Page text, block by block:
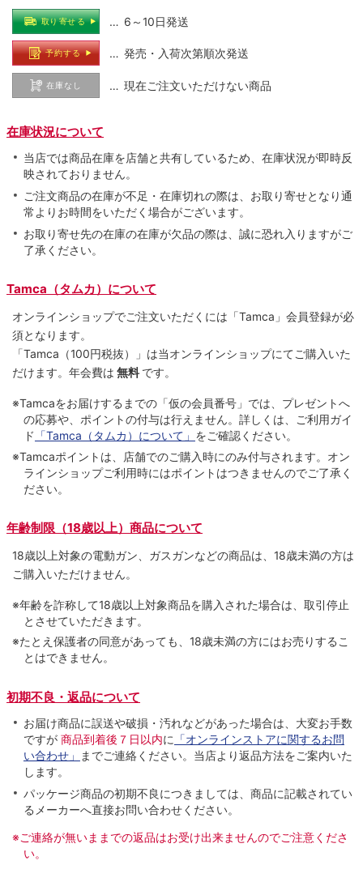
取り寄せる … 6～10日発送
予約する … 発売・入荷次第順次発送
在庫なし … 現在ご注文いただけない商品
在庫状況について
当店では商品在庫を店舗と共有しているため、在庫状況が即時反
映されておりません。
ご注文商品の在庫が不足・在庫切れの際は、お取り寄せとなり通
常よりお時間をいただく場合がございます。
お取り寄せ先の在庫の在庫が欠品の際は、誠に恐れ入りますがご
了承ください。
Tamca（タムカ）について
オンラインショップでご注⽂いただくには「Tamca」会員登録が必
須となります。
「Tamca （100円税抜）
」は当オンラインショップにてご購⼊いた
だけます。 年会費は 無料 です。
※Tamcaをお届けするまでの「仮の会員番号」では、プレゼントへ
の応募や、ポイントの付与は⾏えません。詳しくは、ご利⽤ガイ
ド 「Tamca（タムカ）について」 をご確認ください。
※Tamcaポイントは、店舗でのご購⼊時にのみ付与されます。オン
ラインショップご利用時にはポイントはつきませんのでご了承く
ださい。
年齢制限（18歳以上）商品について
18歳以上対象の電動ガン、ガスガンなどの商品は、18歳未満の方は
ご購入いただけません。
※年齢を詐称して18歳以上対象商品を購入された場合は、取引停止
とさせていただきます。
※たとえ保護者の同意があっても、18歳未満の方にはお売りするこ
とはできません。
初期不良・返品について
お届け商品に誤送や破損・汚れなどがあった場合は、大変お手数
ですが 商品到着後７日以内に 「オンラインストアに関するお問
い合わせ」
までご連絡ください。当店より返品方法をご案内いた
します。
パッケージ商品の初期不良につきましては、商品に記載されてい
るメーカーへ直接お問い合わせください。
※ご連絡が無いままでの返品はお受け出来ませんのでご注意くださ
い。